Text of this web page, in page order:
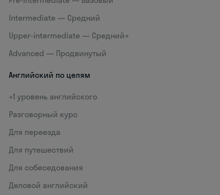
Intermediate — Средний
Upper-intermediate — Средний+
Advanced — Продвинутый
Английский по целям
+1 уровень английского
Разговорный курс
Для переезда
Для путешествий
Для собеседования
Деловой английский